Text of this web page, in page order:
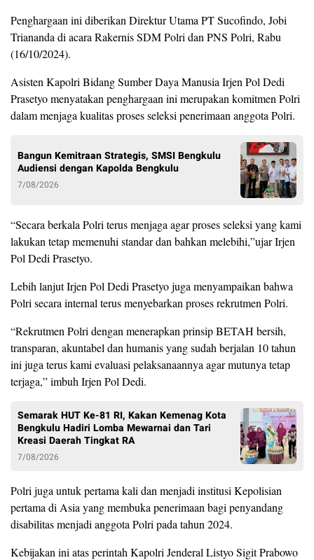
Penghargaan ini diberikan Direktur Utama PT Sucofindo, Jobi
Triananda di acara Rakernis SDM Polri dan PNS Polri, Rabu
(16/10/2024).
Asisten Kapolri Bidang Sumber Daya Manusia Irjen Pol Dedi
Prasetyo menyatakan penghargaan ini merupakan komitmen Polri
dalam menjaga kualitas proses seleksi penerimaan anggota Polri.
Bangun Kemitraan Strategis, SMSI Bengkulu
Audiensi dengan Kapolda Bengkulu
7/08/2026
“Secara berkala Polri terus menjaga agar proses seleksi yang kami
lakukan tetap memenuhi standar dan bahkan melebihi,”ujar Irjen
Pol Dedi Prasetyo.
Lebih lanjut Irjen Pol Dedi Prasetyo juga menyampaikan bahwa
Polri secara internal terus menyebarkan proses rekrutmen Polri.
“Rekrutmen Polri dengan menerapkan prinsip BETAH bersih,
transparan, akuntabel dan humanis yang sudah berjalan 10 tahun
ini juga terus kami evaluasi pelaksanaannya agar mutunya tetap
terjaga,” imbuh Irjen Pol Dedi.
Semarak HUT Ke-81 RI, Kakan Kemenag Kota
Bengkulu Hadiri Lomba Mewarnai dan Tari
Kreasi Daerah Tingkat RA
7/08/2026
Polri juga untuk pertama kali dan menjadi institusi Kepolisian
pertama di Asia yang membuka penerimaan bagi penyandang
disabilitas menjadi anggota Polri pada tahun 2024.
Kebijakan ini atas perintah Kapolri Jenderal Listyo Sigit Prabowo